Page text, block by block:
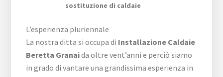
sostituzione di caldaie
L’esperienza pluriennale
La nostra ditta si occupa di Installazione Caldaie
Beretta Granaida oltre vent’anni e perciò siamo
in grado di vantare una grandissima esperienza in